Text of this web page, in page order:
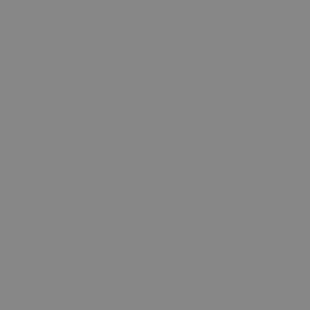
entre humanos
sitio web, con el
el uso de su
esta cookie
que el
funcione
el
de
el sitio. Registra
visitante en
CloudFlare